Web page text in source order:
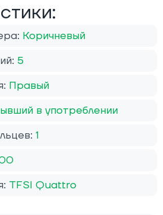
Коричневый
5
Правый
в употреблении
1
TFSI Quattro